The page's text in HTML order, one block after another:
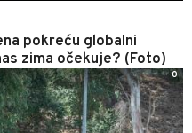
pokreću globalni
zima očekuje? (Foto)
0